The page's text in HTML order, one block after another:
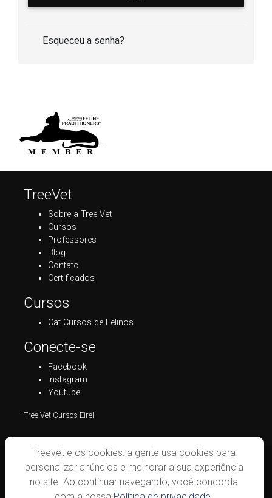
Esqueceu a senha?
TreeVet
Sobre a Tree Vet
Cursos
Professores
Blog
Contato
Certificados
Cursos
Cat Cursos de Felinos
Conecte-se
Facebook
Instagram
Youtube
Tree Vet Cursos Eireli
Treevet e os cookies: a gente usa cookies para
personalizar anúncios e melhorar a sua experiência
no site. Ao continuar navegando, você concorda